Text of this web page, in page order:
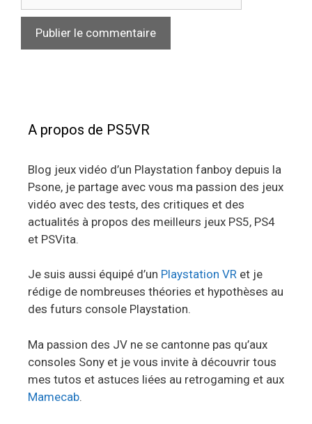
A propos de PS5VR
Blog jeux vidéo d’un Playstation fanboy depuis la
Psone, je partage avec vous ma passion des jeux
vidéo avec des tests, des critiques et des
actualités à propos des meilleurs jeux PS5, PS4
et PSVita.
Je suis aussi équipé d’un Playstation VR et je
rédige de nombreuses théories et hypothèses au
des futurs console Playstation.
Ma passion des JV ne se cantonne pas qu’aux
consoles Sony et je vous invite à découvrir tous
mes tutos et astuces liées au retrogaming et aux
Mamecab.